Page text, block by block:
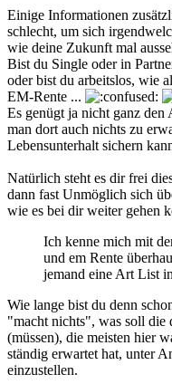
Einige Informationen
schlecht, um sich
wie deine Zukunft mal
Bist du Single oder in
oder bist du arbeitslos, wie
EM-Rente ...
Es genügt ja nicht ganz
man dort auch nichts zu
Lebensunterhalt sichern
Natürlich steht es dir frei
dann fast Unmöglich sich
wie es bei dir weiter gehen
Ich kenne mich mit
und em Rente
jemand eine Art List
Wie lange bist du denn
"macht nichts", was soll die
(müssen), die meisten hier
ständig erwartet hat, unter
einzustellen.